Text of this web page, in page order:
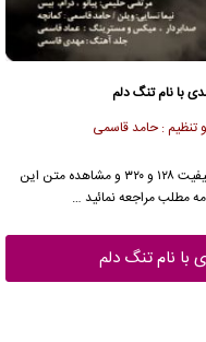
با نام تنگ دلم
تنظیم : حامد قاسمی
جهت دانلود آهنگ تنگ دلم از علی بیک محمدی با کیفیت ۱۲۸ و ۳۲۰ و مشاهده متن این
مطلب مراجعه نمائید …
نام تنگ دلم